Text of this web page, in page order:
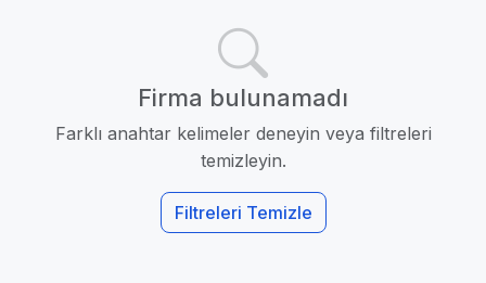
Firma bulunamadı
Farklı anahtar kelimeler deneyin veya filtreleri
temizleyin.
Filtreleri Temizle